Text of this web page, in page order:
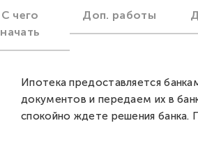
С чего
начать
Доп. работы
Ипотека предоставляется
документов и передаем их в
спокойно ждете решения банка.